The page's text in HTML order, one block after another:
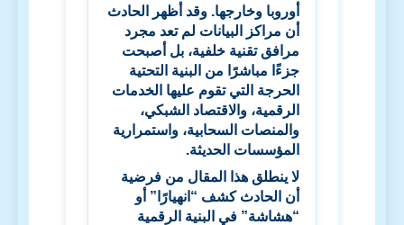
أوروبا وخارجها. وقد أظهر الحادث
أن مراكز البيانات لم تعد مجرد
مرافق تقنية خلفية، بل أصبحت
جزءًا مباشرًا من البنية التحتية
الحرجة التي تقوم عليها الخدمات
الرقمية، والاقتصاد الشبكي،
والمنصات السحابية، واستمرارية
المؤسسات الحديثة.
لا ينطلق هذا المقال من فرضية
أن الحادث كشف “انهيارًا” أو
“هشاشة” في البنية الرقمية